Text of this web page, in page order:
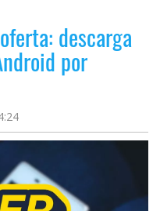
descarga
por